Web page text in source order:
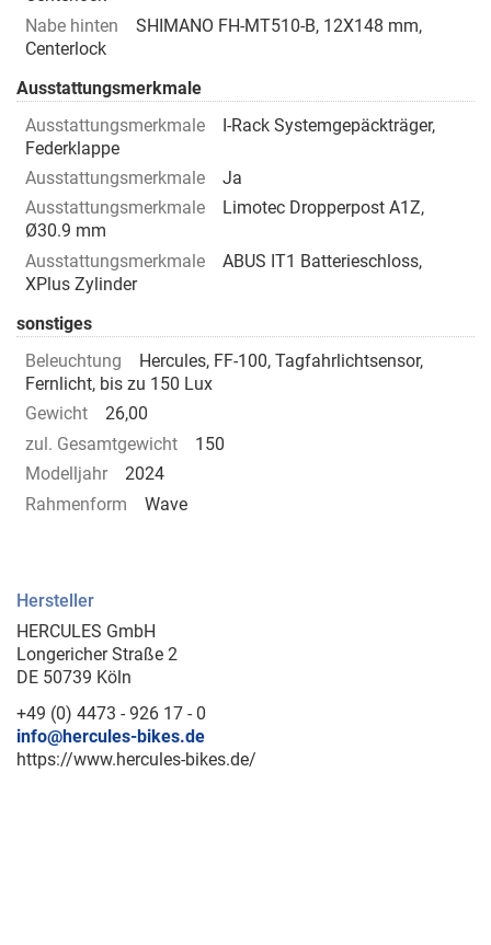
Nabe hinten
SHIMANO FH-MT510-B, 12X148 mm,
Centerlock
Ausstattungsmerkmale
Ausstattungsmerkmale
I-Rack Systemgepäckträger,
Federklappe
Ausstattungsmerkmale
Ja
Ausstattungsmerkmale
Limotec Dropperpost A1Z,
Ø30.9 mm
Ausstattungsmerkmale
ABUS IT1 Batterieschloss,
XPlus Zylinder
sonstiges
Beleuchtung
Hercules, FF-100, Tagfahrlichtsensor,
Fernlicht, bis zu 150 Lux
Gewicht
26,00
zul. Gesamtgewicht
150
Modelljahr
2024
Rahmenform
Wave
Hersteller
HERCULES GmbH
Longericher Straße 2
DE 50739 Köln
+49 (0) 4473 - 926 17 - 0
info@hercules-bikes.de
https://www.hercules-bikes.de/